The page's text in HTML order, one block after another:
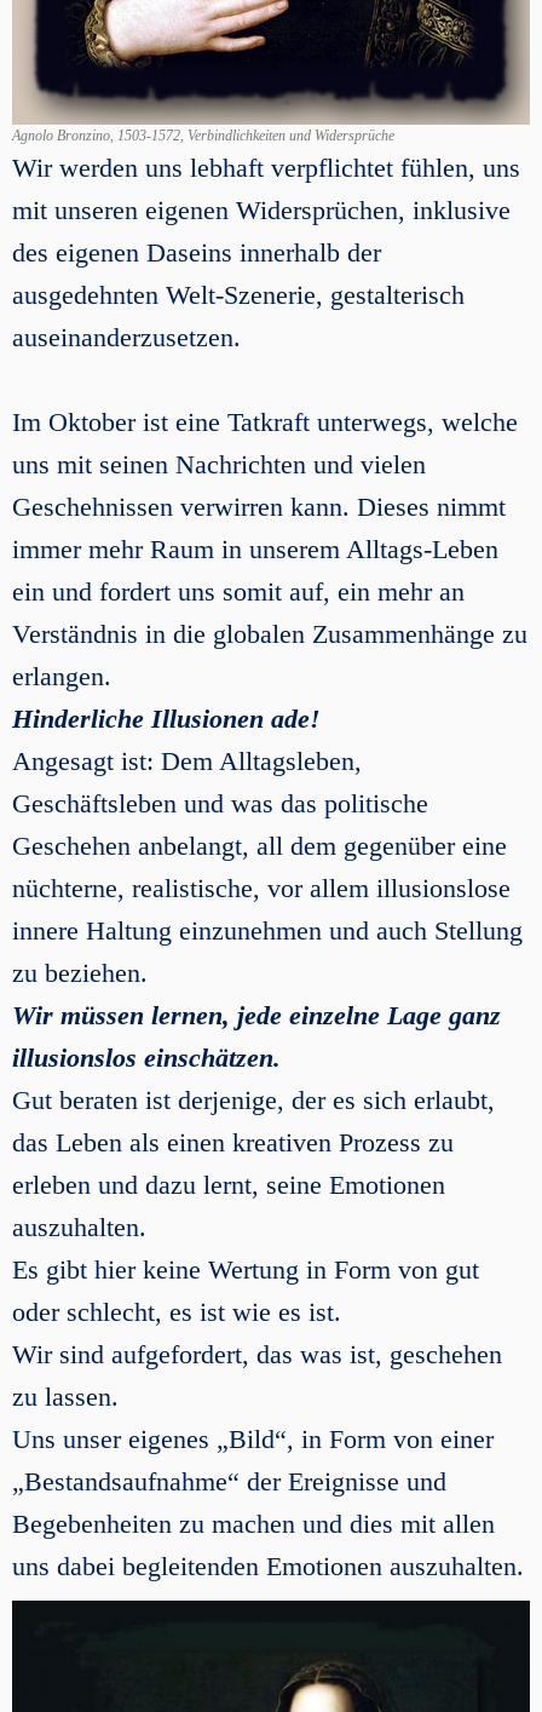
Agnolo Bronzino, 1503-1572, Verbindlichkeiten und Widersprüche
Wir werden uns lebhaft verpflichtet fühlen, uns
mit unseren eigenen Widersprüchen, inklusive
des eigenen Daseins innerhalb der
ausgedehnten Welt-Szenerie, gestalterisch
auseinanderzusetzen.
Im Oktober ist eine Tatkraft unterwegs, welche
uns mit seinen Nachrichten und vielen
Geschehnissen verwirren kann. Dieses nimmt
immer mehr Raum in unserem Alltags-Leben
ein und fordert uns somit auf, ein mehr an
Verständnis in die globalen Zusammenhänge zu
erlangen.
Hinderliche Illusionen ade!
Angesagt ist: Dem Alltagsleben,
Geschäftsleben und was das politische
Geschehen anbelangt, all dem gegenüber eine
nüchterne, realistische, vor allem illusionslose
innere Haltung einzunehmen und auch Stellung
zu beziehen.
Wir müssen lernen, jede einzelne Lage ganz
illusionslos einschätzen.
Gut beraten ist derjenige, der es sich erlaubt,
das Leben als einen kreativen Prozess zu
erleben und dazu lernt, seine Emotionen
auszuhalten.
Es gibt hier keine Wertung in Form von gut
oder schlecht, es ist wie es ist.
Wir sind aufgefordert, das was ist, geschehen
zu lassen.
Uns unser eigenes „Bild“, in Form von einer
„Bestandsaufnahme“ der Ereignisse und
Begebenheiten zu machen und dies mit allen
uns dabei begleitenden Emotionen auszuhalten.